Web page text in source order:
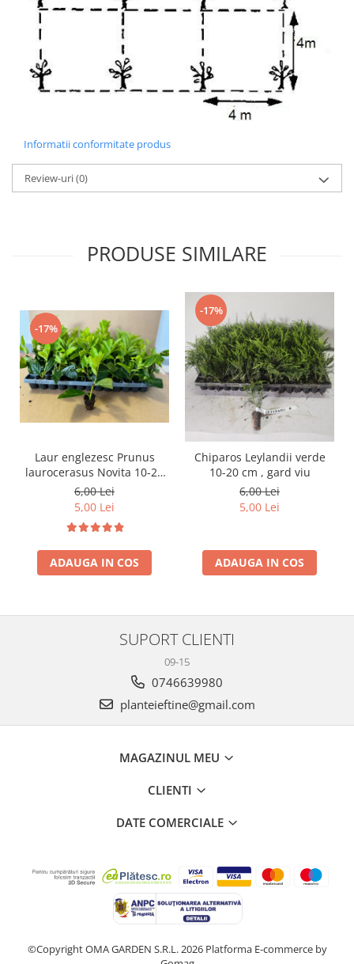
Informatii conformitate produs
Review-uri(0)
PRODUSE SIMILARE
-17%
Laur englezesc Prunus
laurocerasus Novita 10-20
cm
6,00 Lei
5,00 Lei
ADAUGA IN COS
-17%
Chiparos Leylandii verde
10-20 cm , gard viu
6,00 Lei
5,00 Lei
ADAUGA IN COS
SUPORT CLIENTI
09-15
0746639980
planteieftine@gmail.com
MAGAZINUL MEU
CLIENTI
DATE COMERCIALE
©Copyright OMA GARDEN S.R.L. 2026 Platforma E-commerce by